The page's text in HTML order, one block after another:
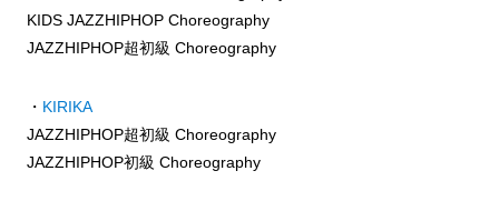
KIDS JAZZHIPHOP Choreography
JAZZHIPHOP超初級 Choreography
・ KIRIKA
JAZZHIPHOP超初級 Choreography
JAZZHIPHOP初級 Choreography